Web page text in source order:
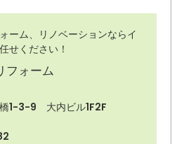
ーム、リノベーションならイ
せください！
フォーム
1-3-9 大内ビル1F2F